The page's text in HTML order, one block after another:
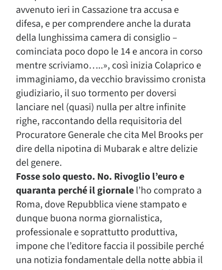
avvenuto ieri in Cassazione tra accusa e
difesa, e per comprendere anche la durata
della lunghissima camera di consiglio –
cominciata poco dopo le 14 e ancora in corso
mentre scriviamo…..», così inizia Colaprico e
immaginiamo, da vecchio bravissimo cronista
giudiziario, il suo tormento per doversi
lanciare nel (quasi) nulla per altre infinite
righe, raccontando della requisitoria del
Procuratore Generale che cita Mel Brooks per
dire della nipotina di Mubarak e altre delizie
del genere.
Fosse solo questo. No. Rivoglio l’euro e
quaranta perché il giornalel’ho comprato a
Roma, dove Repubblica viene stampato e
dunque buona norma giornalistica,
professionale e soprattutto produttiva,
impone che l’editore faccia il possibile perché
una notizia fondamentale della notte abbia il